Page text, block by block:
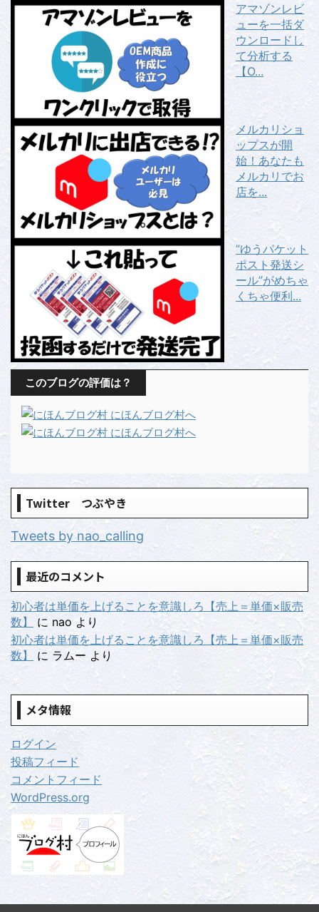
アマゾンレビ
ューを一括ダ
ウンロードし
て分析する
【O...
メルカリショ
ップスが開
始！あなたも
メルカリでお
店を...
”ゆうパケット
ポスト発送シ
ール”がめちゃ
くちゃ便利...
このブログの評価は？
Twitter つぶやき
Tweets by nao_calling
最近のコメント
初心者は単価を上げることを意識しろ【売上＝単価×販売
数】
に nao より
初心者は単価を上げることを意識しろ【売上＝単価×販売
数】
に ラムー より
メタ情報
ログイン
投稿フィード
コメントフィード
WordPress.org